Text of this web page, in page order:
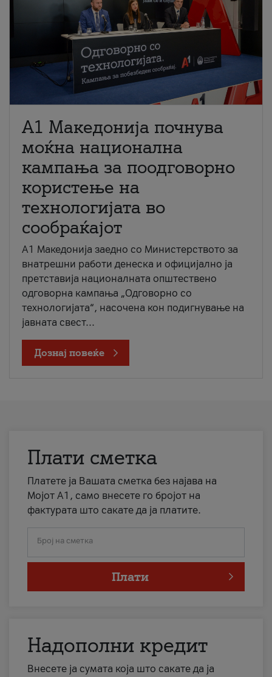
A1 Македонија почнува
моќна национална
кампања за поодговорно
користење на
технологијата во
сообраќајот
A1 Македонија заедно со Министерството за
внатрешни работи денеска и официјално ја
претставија националната општествено
одговорна кампања „Одговорно со
технологијата“, насочена кон подигнување на
јавната свест...
Дознај повеќе
Плати сметка
Платете ја Вашата сметка без најава на
Мојот А1, само внесете го бројот на
фактурата што сакате да ја платите.
Број на сметка
Плати
Надополни кредит
Внесете ја сумата која што сакате да ја